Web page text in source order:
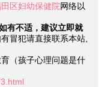
区妇幼保健院网络以
有不适，建议立即就
冒犯请直接联系本站,
（孩子心理问题是什